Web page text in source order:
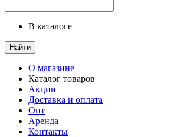
в каталоге
Найти
О магазине
Каталог товаров
Акции
Доставка и оплата
Опт
Аренда
Контакты